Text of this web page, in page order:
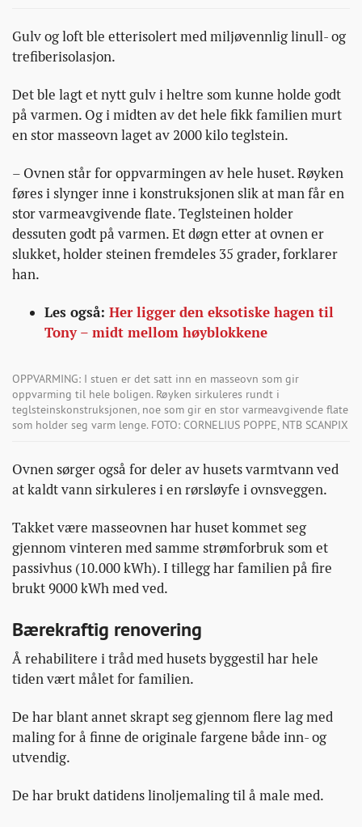
Gulv og loft ble etterisolert med miljøvennlig linull- og
trefiberisolasjon.
Det ble lagt et nytt gulv i heltre som kunne holde godt
på varmen. Og i midten av det hele fikk familien murt
en stor masseovn laget av 2000 kilo teglstein.
– Ovnen står for oppvarmingen av hele huset. Røyken
føres i slynger inne i konstruksjonen slik at man får en
stor varmeavgivende flate. Teglsteinen holder
dessuten godt på varmen. Et døgn etter at ovnen er
slukket, holder steinen fremdeles 35 grader, forklarer
han.
Les også: Her ligger den eksotiske hagen til
Tony – midt mellom høyblokkene
OPPVARMING: I stuen er det satt inn en masseovn som gir
oppvarming til hele boligen. Røyken sirkuleres rundt i
teglsteinskonstruksjonen, noe som gir en stor varmeavgivende flate
som holder seg varm lenge. FOTO: CORNELIUS POPPE, NTB SCANPIX
Ovnen sørger også for deler av husets varmtvann ved
at kaldt vann sirkuleres i en rørsløyfe i ovnsveggen.
Takket være masseovnen har huset kommet seg
gjennom vinteren med samme strømforbruk som et
passivhus (10.000 kWh). I tillegg har familien på fire
brukt 9000 kWh med ved.
Bærekraftig renovering
Å rehabilitere i tråd med husets byggestil har hele
tiden vært målet for familien.
De har blant annet skrapt seg gjennom flere lag med
maling for å finne de originale fargene både inn- og
utvendig.
De har brukt datidens linoljemaling til å male med.